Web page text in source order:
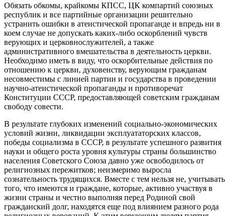
Обязать обкомы, крайкомы КПСС, ЦК компартий союзных
республик и все партийные организации решительно
устранить ошибки в атеистической пропаганде и впредь ни в
коем случае не допускать каких-либо оскорблений чувств
верующих и церковнослужителей, а также
административного вмешательства в деятельность церкви.
Необходимо иметь в виду, что оскорбительные действия по
отношению к церкви, духовенству, верующим гражданам
несовместимы с линией партии и государства в проведении
научно-атеистической пропаганды и противоречат
Конституции СССР, предоставляющей советским гражданам
свободу совести.
В результате глубоких изменений социально-экономических
условий жизни, ликвидации эксплуататорских классов,
победы социализма в СССР, в результате успешного развития
науки и общего роста уровня культуры страны большинство
населения Советского Союза давно уже освободилось от
религиозных пережитков; неизмеримо выросла
сознательность трудящихся. Вместе с тем нельзя не, учитывать
того, что имеются и граждане, которые, активно участвуя в
жизни страны и честно выполняя перед Родиной свой
гражданский долг, находятся еще под влиянием разного рода